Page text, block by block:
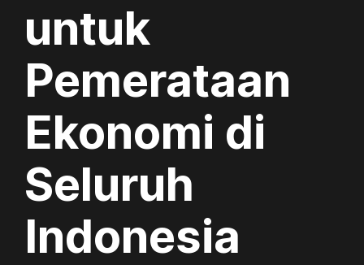
untuk
Pemerataan
Ekonomi di
Seluruh
Indonesia